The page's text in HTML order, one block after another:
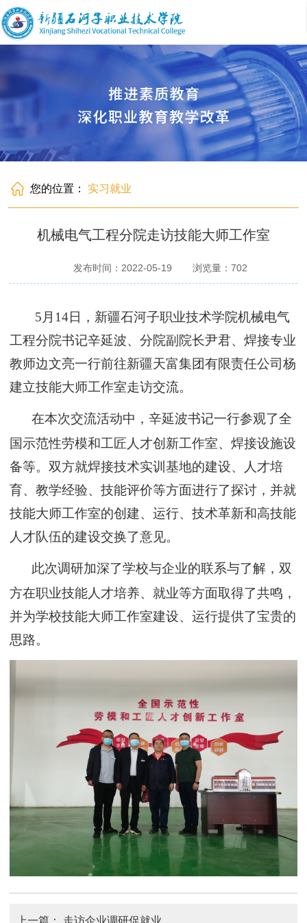
您的位置： 实习就业
机械电气工程分院走访技能大师工作室
发布时间：2022-05-19 浏览量： 702
5月14日， 新疆石河子职业技术学院机械电气
工程分院书记辛延波、分院副院长尹君、焊接专业
教师边文亮一行前往新疆天富集团有限责任公司杨
建立技能大师工作室走访交流。
在本次交流活动中，辛延波书记一行参观了全
国示范性劳模和工匠人才创新工作室、焊接设施设
备等。双方就焊接技术实训基地的建设、人才培
育、教学经验、技能评价等方面进行了探讨，并就
技能大师工作室的创建、运行、技术革新和高技能
人才队伍的建设交换了意见。
此次调研加深了学校与企业的联系与了解，双
方在职业技能人才培养、就业等方面取得了共鸣，
并为学校技能大师工作室建设、运行提供了宝贵的
思路。
上一篇： 走访企业调研促就业